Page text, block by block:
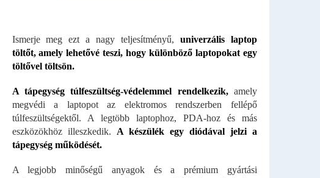
Ismerje meg ezt a nagy teljesítményű,univerzális laptop
töltőt, amely lehetővé teszi, hogy különböző laptopokat egy
töltővel töltsön.
A tápegység túlfeszültség-védelemmel rendelkezik,amely
megvédi a laptopot az elektromos rendszerben fellépő
túlfeszültségektől. A legtöbb laptophoz, PDA-hoz és más
eszközökhöz illeszkedik. A készülék egy diódával jelzi a
tápegység működését.
A legjobb minőségű anyagok és a prémium gyártási